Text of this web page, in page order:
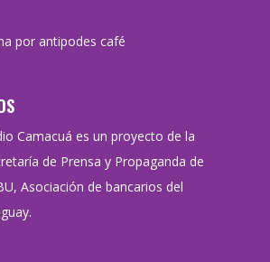
por antipodes café
Camacuá es un proyecto de la
de Prensa y Propaganda de
Asociación de bancarios del